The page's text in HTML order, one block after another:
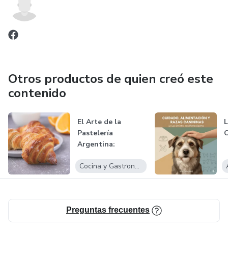
Otros productos de quien creó este
contenido
El Arte de la
Pastelería
Argentina:
Clási...
Cocina y Gastronomía
Preguntas frecuentes